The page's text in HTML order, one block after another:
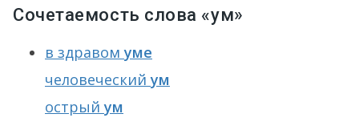
Сочетаемость слова «ум»
в здравомуме
человеческийум
острыйум